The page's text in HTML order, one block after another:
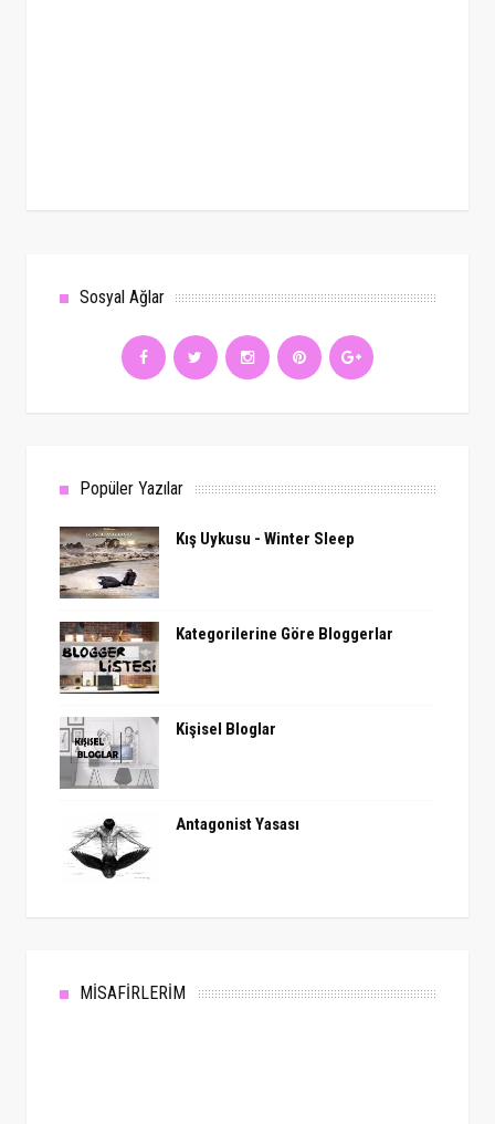
Sosyal Ağlar
Popüler Yazılar
Kış Uykusu - Winter Sleep
Kategorilerine Göre Bloggerlar
Kişisel Bloglar
Antagonist Yasası
MİSAFİRLERİM